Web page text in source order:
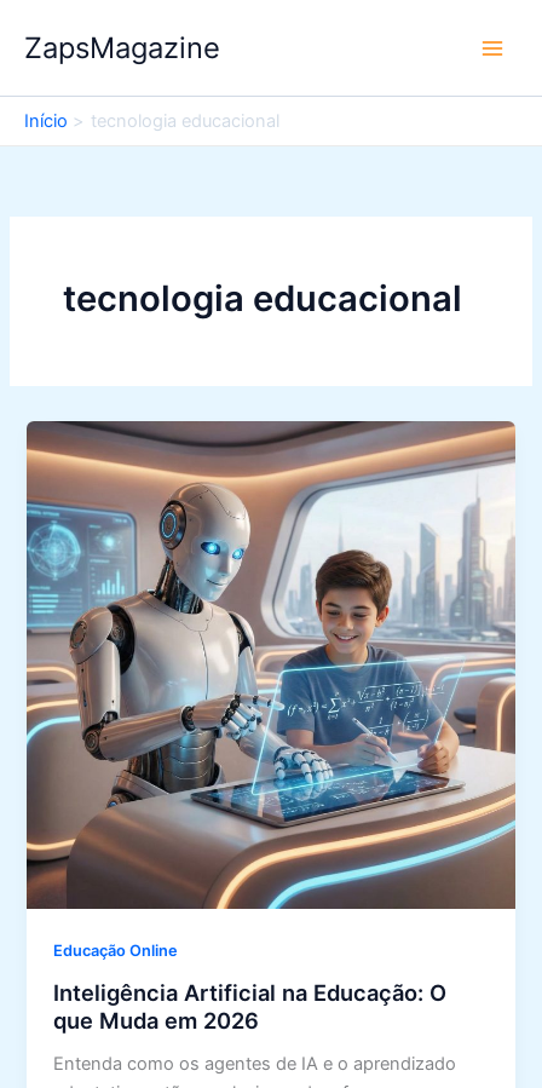
para
conteúdo
ZapsMagazine
Início tecnologia educacional
tecnologia educacional
Educação Online
Inteligência Artificial na Educação: O
que Muda em 2026
Entenda como os agentes de IA e o aprendizado